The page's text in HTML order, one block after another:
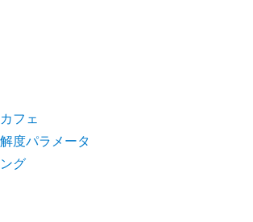
フェ
度パラメータ
グ